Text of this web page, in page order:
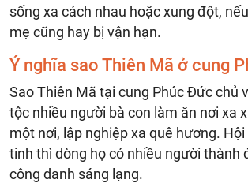
sống xa cách nhau hoặc xung đột,
mẹ cũng hay bị vận hạn.
Ý nghĩa sao Thiên Mã ở cung
Sao Thiên Mã tại cung Phúc Đức chủ
tộc nhiều người bà con làm ăn nơi xa
một nơi, lập nghiệp xa quê hương.
tinh thì dòng họ có nhiều người thành
công danh sáng lạng.